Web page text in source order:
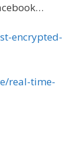
encrypted-
real-time-